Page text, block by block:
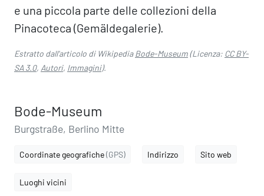
e una piccola parte delle collezioni della
Pinacoteca (Gemäldegalerie).
Estratto dall'articolo di WikipediaBode-Museum(Licenza: CC BY-
SA 3.0, Autori, Immagini).
Bode-Museum
Burgstraße, Berlino Mitte
Coordinate geografiche(GPS) Indirizzo Sito web
Luoghi vicini